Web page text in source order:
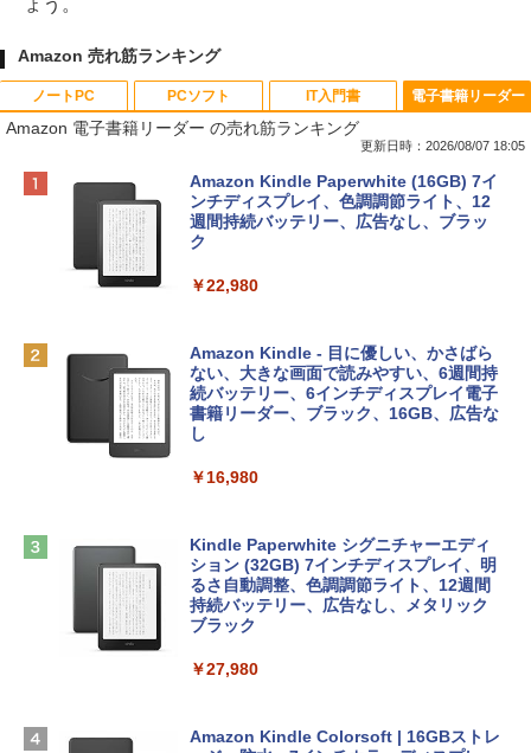
Amazon 売れ筋ランキング
ノートPC
Apple 2026 MacBook Neo A18 Proチッ
プ搭載13インチノートブック：AIとAppl
e Intelligence、Liquid Retinaディスプ
レイ、8GBメモリ、512GB SSD、1080p
ィゴ + 3年延長 AppleCare+ for 13インチ
￥162,598
tomtoc 360°保護 15.6 16インチ パソコ
ンケース Dell NEC Lavie ASUS HP dyna
Apple 2026 MacBook Air M5チップ搭載
13インチノートブック：AIとApple Intell
igence、13.6インチLiquid Retinaディ
スプレイ、16GBユニファイドメモリ、1
ームカメラ、日本語キーボード、Touch I
￥261,414
PCソフト
Robloxギフトカード - 800 Robux 【限
定バーチャルアイテムを含む】 【オンラ
インゲームコード】 ロブロックス | オン
ラインコード版
￥1,300
Microsoft Office Home & Business 202
4(最新 永続版)|オンラインコード版|Wind
ows11、10/mac対応|PC2台
￥39,582
インゲームコード】 ロブロックス | オン
ラインコード版
￥3,200
Robloxギフトカード - 1000 Robux 【限
ラインコード版
IT入門書
生成AIパスポート公式テキスト 第４版
￥1,766
出す プロンプトの言葉 AI画像生成シリー
ズ (はぴーイラストLabo)
￥480
ClaudeCode いちばんやさしい 教科書:
にもKindle出版にも！ 非エンジニアのた
めのAIコーディング入門シリーズ
￥99
1冊ですべて身につくHTML & CSSとWe
￥1,292
電子書籍リーダー
Amazon 電子書籍リーダー の売れ筋ランキング
更新日時：2026/08/07 18:05
Amazon Kindle Paperwhite (16GB) 7イ
ンチディスプレイ、色調調節ライト、12
週間持続バッテリー、広告なし、ブラッ
ク
￥22,980
Amazon Kindle - 目に優しい、かさばら
ない、大きな画面で読みやすい、6週間持
続バッテリー、6インチディスプレイ電子
書籍リーダー、ブラック、16GB、広告な
し
￥16,980
Kindle Paperwhite シグニチャーエディ
ション (32GB) 7インチディスプレイ、明
るさ自動調整、色調調節ライト、12週間
持続バッテリー、広告なし、メタリック
ブラック
￥27,980
Amazon Kindle Colorsoft | 16GBストレ